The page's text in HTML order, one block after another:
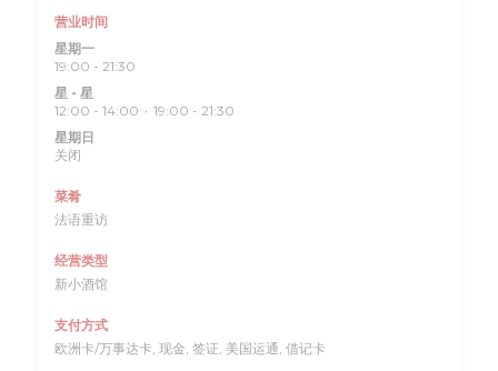
营业时间
星期一
19:00 - 21:30
星 - 星
12:00 - 14:00 • 19:00 - 21:30
星期日
关闭
菜肴
法语重访
经营类型
新小酒馆
支付方式
欧洲卡/万事达卡, 现金, 签证, 美国运通, 借记卡